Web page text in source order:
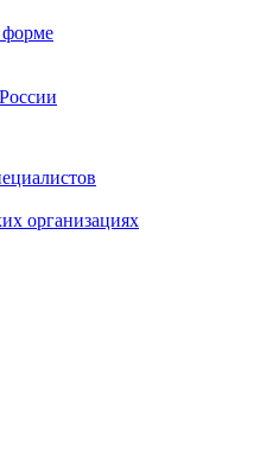
организациях